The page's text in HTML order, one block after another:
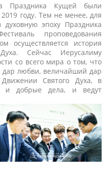
Праздника Кущей были
году. Тем не менее, для
эпоху Праздника
проповедования
история
Сейчас Иерусалиму
со всего мира о том, что
дар любви, величайший дар
Святого Духа, в
и добрые дела, и ведут